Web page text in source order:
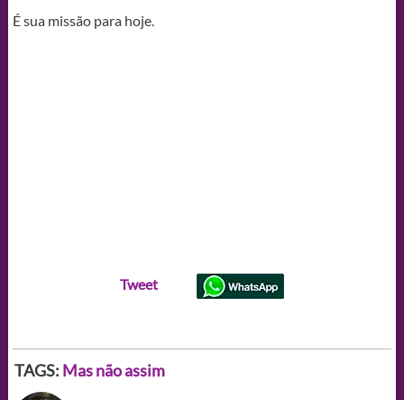
É sua missão para hoje.
Tweet
TAGS: Mas não assim